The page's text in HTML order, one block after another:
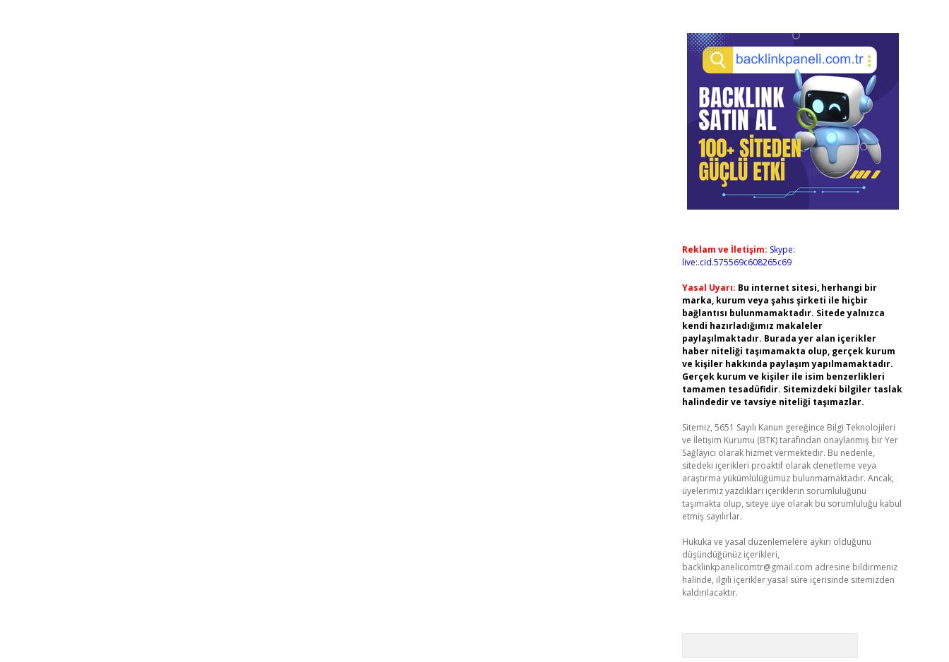
Reklam ve İletişim: Skype:
live:.cid.575569c608265c69
Yasal Uyarı: Bu internet sitesi, herhangi bir
marka, kurum veya şahıs şirketi ile hiçbir
bağlantısı bulunmamaktadır. Sitede yalnızca
kendi hazırladığımız makaleler
paylaşılmaktadır. Burada yer alan içerikler
haber niteliği taşımamakta olup, gerçek kurum
ve kişiler hakkında paylaşım yapılmamaktadır.
Gerçek kurum ve kişiler ile isim benzerlikleri
tamamen tesadüfidir. Sitemizdeki bilgiler taslak
halindedir ve tavsiye niteliği taşımazlar.
Sitemiz, 5651 Sayılı Kanun gereğince Bilgi Teknolojileri
ve İletişim Kurumu (BTK) tarafından onaylanmış bir Yer
Sağlayıcı olarak hizmet vermektedir. Bu nedenle,
sitedeki içerikleri proaktif olarak denetleme veya
araştırma yükümlülüğümüz bulunmamaktadır. Ancak,
üyelerimiz yazdıkları içeriklerin sorumluluğunu
taşımakta olup, siteye üye olarak bu sorumluluğu kabul
etmiş sayılırlar.
Hukuka ve yasal düzenlemelere aykırı olduğunu
düşündüğünüz içerikleri,
backlinkpanelicomtr@gmail.com adresine bildirmeniz
halinde, ilgili içerikler yasal süre içerisinde sitemizden
kaldırılacaktır.